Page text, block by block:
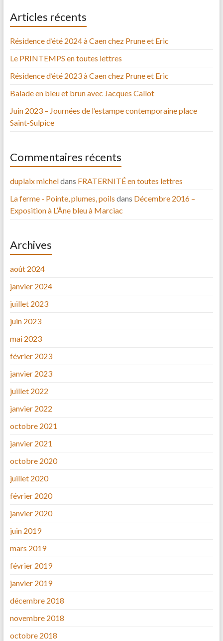
Articles récents
Résidence d’été 2024 à Caen chez Prune et Eric
Le PRINTEMPS en toutes lettres
Résidence d’été 2023 à Caen chez Prune et Eric
Balade en bleu et brun avec Jacques Callot
Juin 2023 – Journées de l’estampe contemporaine place
Saint-Sulpice
Commentaires récents
duplaix micheldans FRATERNITÉ en toutes lettres
La ferme - Pointe, plumes, poils dans Décembre 2016 –
Exposition à L’Âne bleu à Marciac
Archives
août 2024
janvier 2024
juillet 2023
juin 2023
mai 2023
février 2023
janvier 2023
juillet 2022
janvier 2022
octobre 2021
janvier 2021
octobre 2020
juillet 2020
février 2020
janvier 2020
juin 2019
mars 2019
février 2019
janvier 2019
décembre 2018
novembre 2018
octobre 2018